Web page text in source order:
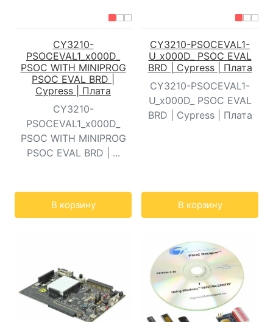
CY3210-
PSOCEVAL1_x000D_
PSOC WITH MINIPROG
PSOC EVAL BRD |
Cypress | Плата
CY3210-
PSOCEVAL1_x000D_
PSOC WITH MINIPROG
PSOC EVAL BRD | ...
В корзину
CY3210-PSOCEVAL1-
U_x000D_ PSOC EVAL
BRD | Cypress | Плата
CY3210-PSOCEVAL1-
U_x000D_ PSOC EVAL
BRD | Cypress | Плата
В корзину